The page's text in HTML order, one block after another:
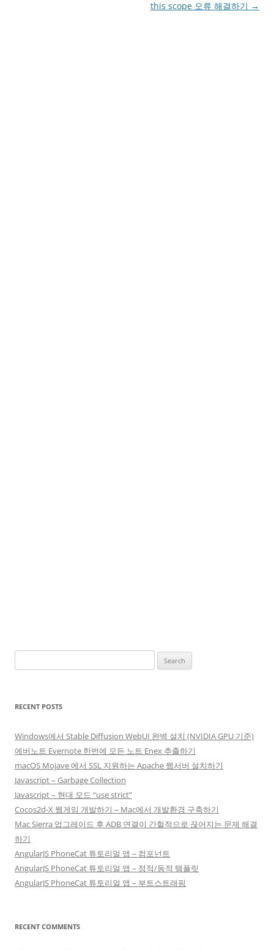
this scope 오류 해결하기 →
for:
RECENT POSTS
Windows에서 Stable Diffusion WebUI 완벽 설치 (NVIDIA GPU 기준)
에버노트 Evernote 한번에 모든 노트 Enex 추출하기
macOS Mojave 에서 SSL 지원하는 Apache 웹서버 설치하기
Javascript – Garbage Collection
Javascript – 현대 모드 “use strict”
Cocos2d-X 웹게임 개발하기 – Mac에서 개발환경 구축하기
Mac Sierra 업그레이드 후 ADB 연결이 간헐적으로 끊어지는 문제 해결
하기
AngularJS PhoneCat 튜토리얼 앱 – 컴포넌트
AngularJS PhoneCat 튜토리얼 앱 – 정적/동적 템플릿
AngularJS PhoneCat 튜토리얼 앱 – 부트스트래핑
RECENT COMMENTS